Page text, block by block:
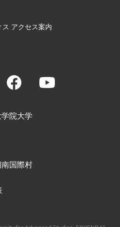
アクセス案内
Facebook
院大学
国際村